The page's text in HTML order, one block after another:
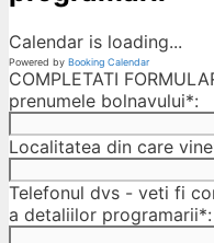
Calendar is loading...
Powered by Booking Calendar
COMPLETATI
prenumele bolnavului*:
Localitatea din care
Telefonul dvs - veti fi
a detaliilor programarii*: